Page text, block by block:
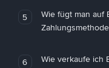
5
Wie fügt man auf
6 Wie verkaufe ich